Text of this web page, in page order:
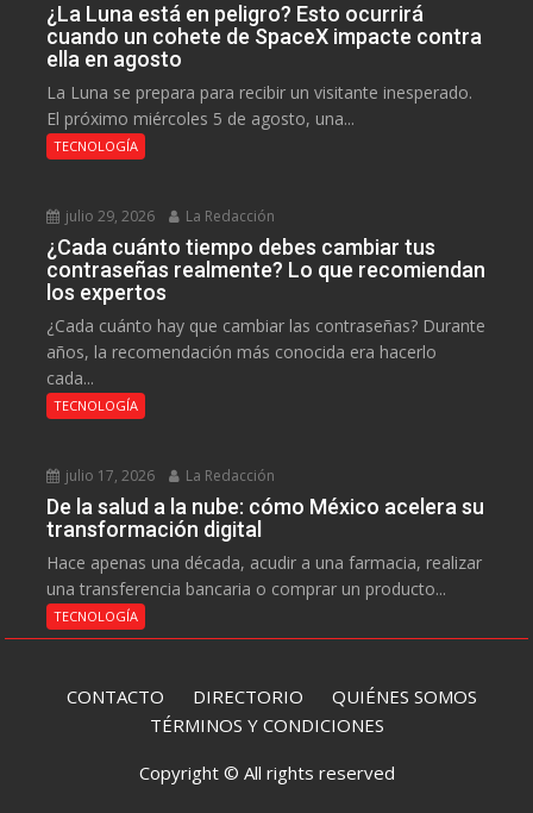
¿La Luna está en peligro? Esto ocurrirá
cuando un cohete de SpaceX impacte contra
ella en agosto
La Luna se prepara para recibir un visitante inesperado.
El próximo miércoles 5 de agosto, una...
TECNOLOGÍA
julio 29, 2026 La Redacción
¿Cada cuánto tiempo debes cambiar tus
contraseñas realmente? Lo que recomiendan
los expertos
¿Cada cuánto hay que cambiar las contraseñas? Durante
años, la recomendación más conocida era hacerlo
cada...
TECNOLOGÍA
julio 17, 2026 La Redacción
De la salud a la nube: cómo México acelera su
transformación digital
Hace apenas una década, acudir a una farmacia, realizar
una transferencia bancaria o comprar un producto...
TECNOLOGÍA
CONTACTO DIRECTORIO QUIÉNES SOMOS
TÉRMINOS Y CONDICIONES
Copyright © All rights reserved